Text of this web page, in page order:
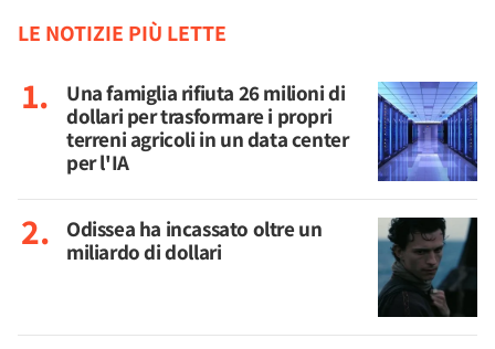
LE NOTIZIE PIÙ LETTE
Una famiglia rifiuta 26 milioni di
dollari per trasformare i propri
terreni agricoli in un data center
per l'IA
Odissea ha incassato oltre un
miliardo di dollari